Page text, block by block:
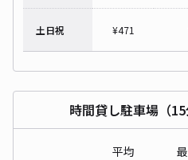
土日祝 ¥471
時間貸し駐車場（15
平均